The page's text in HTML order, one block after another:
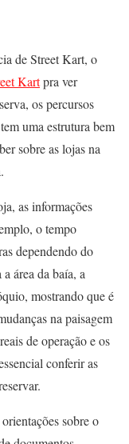
de Street Kart, o
Kartpra ver
os percursos
uma estrutura bem
sobre as lojas na
as informações
o tempo
dependendo do
área da baía, a
mostrando que é
na paisagem
de operação e os
conferir as
sobre o